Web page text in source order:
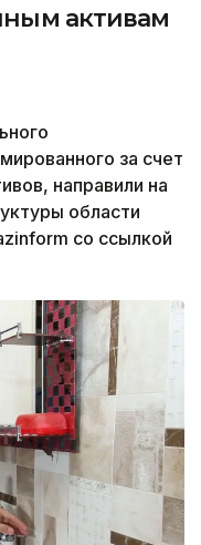
активам
за счет
направили на
области
со ссылкой